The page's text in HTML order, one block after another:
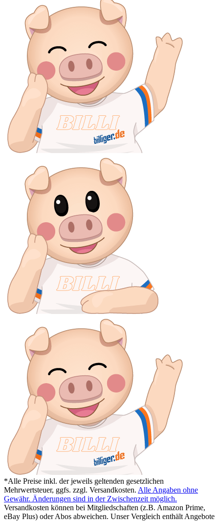
*Alle Preise inkl. der jeweils geltenden gesetzlichen
Mehrwertsteuer, ggfs. zzgl. Versandkosten. Alle Angaben ohne
Gewähr. Änderungen sind in der Zwischenzeit möglich.
Versandkosten können bei Mitgliedschaften (z.B. Amazon Prime,
eBay Plus) oder Abos abweichen. Unser Vergleich enthält Angebote